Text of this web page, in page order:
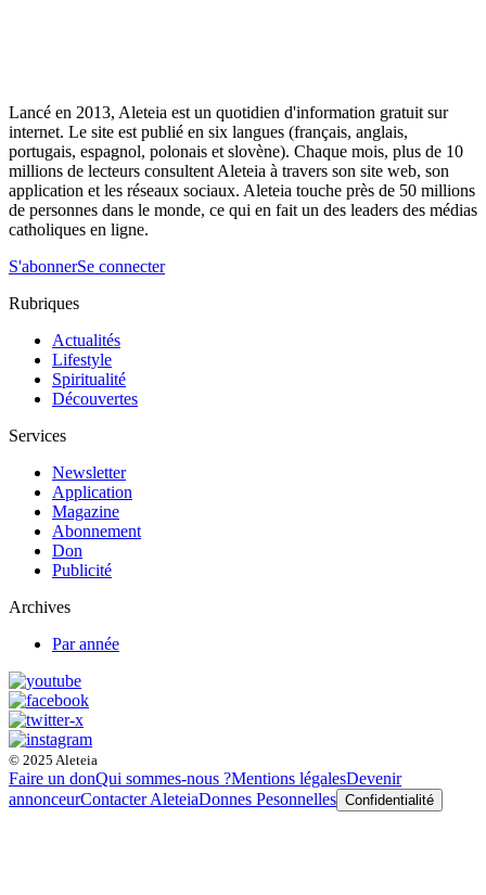
Lancé en 2013, Aleteia est un quotidien d'information gratuit sur
internet. Le site est publié en six langues (français, anglais,
portugais, espagnol, polonais et slovène). Chaque mois, plus de 10
millions de lecteurs consultent Aleteia à travers son site web, son
application et les réseaux sociaux. Aleteia touche près de 50 millions
de personnes dans le monde, ce qui en fait un des leaders des médias
catholiques en ligne.
S'abonnerSe connecter
Rubriques
Actualités
Lifestyle
Spiritualité
Découvertes
Services
Newsletter
Application
Magazine
Abonnement
Don
Publicité
Archives
Par année
© 2025 Aleteia
Faire un donQui sommes-nous ?Mentions légalesDevenir
annonceurContacter AleteiaDonnes Pesonnelles Confidentialité